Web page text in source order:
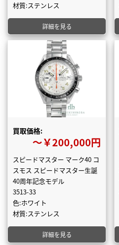
材質:ステンレス
詳細を見る
買取価格:
〜￥200,000円
スピードマスター マーク40 コ
スモス スピードマスター生誕
40周年記念モデル
3513-33
色:ホワイト
材質:ステンレス
詳細を見る